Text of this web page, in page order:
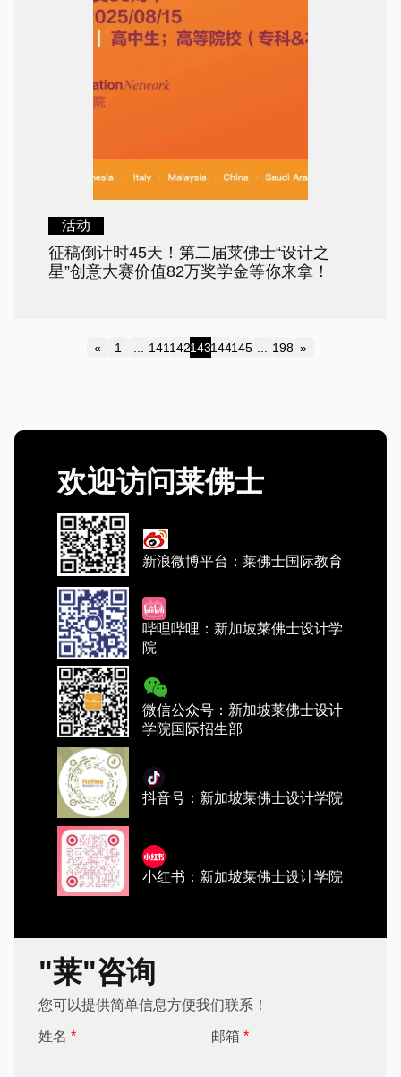
活动
征稿倒计时45天！第二届莱佛士“设计之
星”创意大赛价值82万奖学金等你来拿！
«
Previous
1 141142143144145 198 »
Next
欢迎访问莱佛士
新浪微博平台：莱佛士国际教育
哔哩哔哩：新加坡莱佛士设计学
院
微信公众号：新加坡莱佛士设计
学院国际招生部
抖音号：新加坡莱佛士设计学院
小红书：新加坡莱佛士设计学院
"莱"咨询
您可以提供简单信息方便我们联系！
姓名 * 邮箱 *